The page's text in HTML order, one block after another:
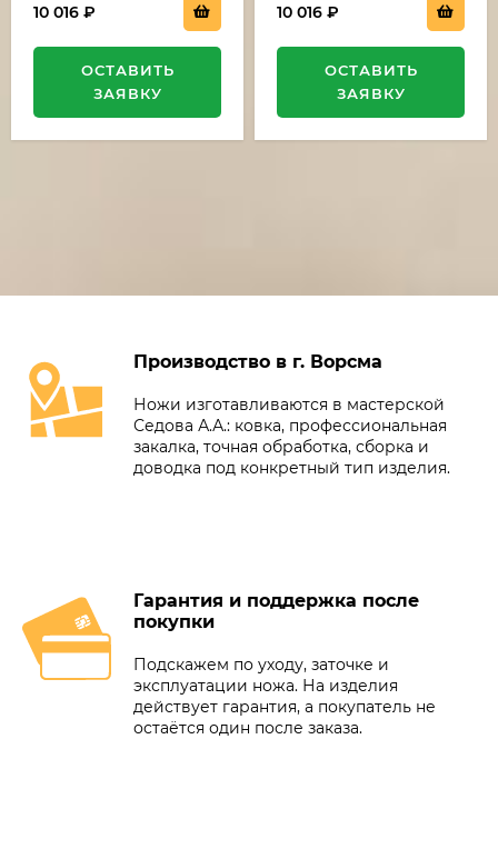
10 016 ₽
ОСТАВИТЬ
ЗАЯВКУ
10 016 ₽
ОСТАВИТЬ
ЗАЯВКУ
Производство в г. Ворсма
Ножи изготавливаются в мастерской
Седова А.А.: ковка, профессиональная
закалка, точная обработка, сборка и
доводка под конкретный тип изделия.
Гарантия и поддержка после
покупки
Подскажем по уходу, заточке и
эксплуатации ножа. На изделия
действует гарантия, а покупатель не
остаётся один после заказа.